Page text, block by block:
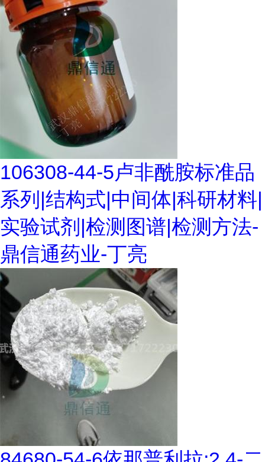
106308-44-5卢非酰胺标准品
系列|结构式|中间体|科研材料|
实验试剂|检测图谱|检测方法-
鼎信通药业-丁亮